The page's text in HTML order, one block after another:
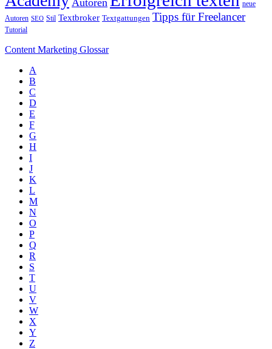
neue
Autoren SEO Stil Textbroker Textgattungen Tipps für Freelancer
Tutorial
Content Marketing Glossar
A
B
C
D
E
F
G
H
I
J
K
L
M
N
O
P
Q
R
S
T
U
V
W
X
Y
Z